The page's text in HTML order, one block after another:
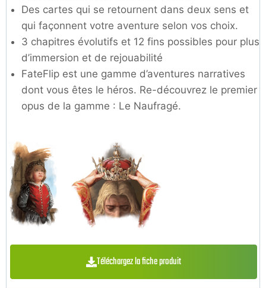
Des cartes qui se retournent dans deux sens et
qui façonnent votre aventure selon vos choix.
3 chapitres évolutifs et 12 fins possibles pour plus
d’immersion et de rejouabilité
FateFlip est une gamme d’aventures narratives
dont vous êtes le héros. Re-découvrez le premier
opus de la gamme : Le Naufragé.
Téléchargez la fiche produit